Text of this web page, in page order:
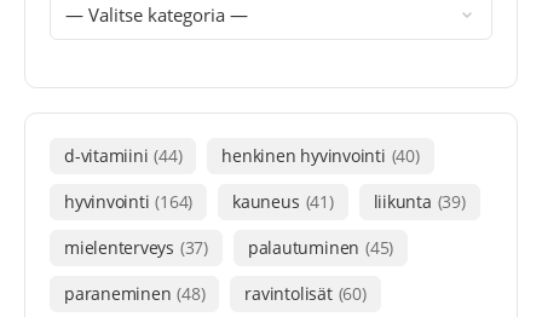
d-vitamiini (44) henkinen hyvinvointi (40)
hyvinvointi (164) kauneus (41) liikunta (39)
mielenterveys (37) palautuminen (45)
paraneminen (48) ravintolisät (60)